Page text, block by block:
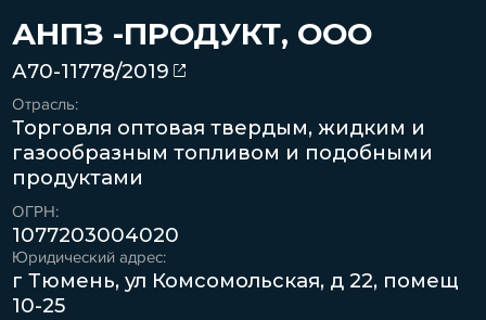
АНПЗ -ПРОДУКТ, ООО
А70-11778/2019
Отрасль:
Торговля оптовая твердым, жидким и
газообразным топливом и подобными
продуктами
ОГРН:
1077203004020
Юридический адрес:
г Тюмень, ул Комсомольская, д 22, помещ
10-25